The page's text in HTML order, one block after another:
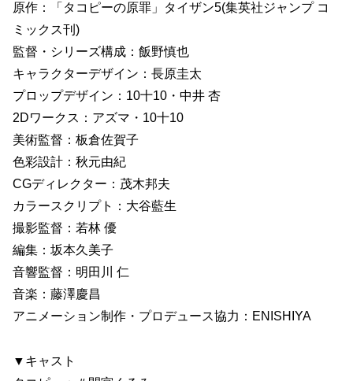
原作：「タコピーの原罪」タイザン5(集英社ジャンプ コ
ミックス刊)
監督・シリーズ構成：飯野慎也
キャラクターデザイン：長原圭太
プロップデザイン：10十10・中井 杏
2Dワークス：アズマ・10十10
美術監督：板倉佐賀子
色彩設計：秋元由紀
CGディレクター：茂木邦夫
カラースクリプト：大谷藍生
撮影監督：若林 優
編集：坂本久美子
音響監督：明田川 仁
音楽：藤澤慶昌
アニメーション制作・プロデュース協力：ENISHIYA
▼キャスト